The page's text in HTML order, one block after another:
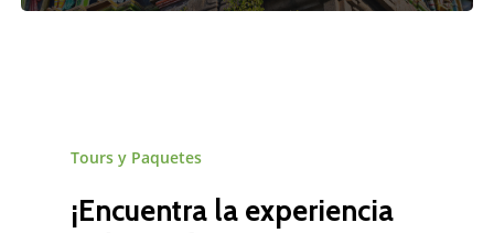
Tours y Paquetes
¡Encuentra la experiencia